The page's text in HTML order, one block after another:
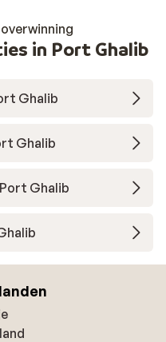
in Port Ghalib
Ghalib
Ghalib
Ghalib